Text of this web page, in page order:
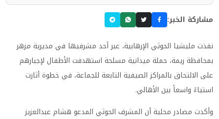
مشاركة الخبر:
نفذت مليشيا الحوثي الإرهابية، عبر أحد مشرفيها في مديرية مزهر
بمحافظة ريمة، حملة ميدانية مسلحة استهدفت الأطفال لإجبارهم
على الالتحاق بالمراكز الصيفية التابعة للجماعة، في خطوة أثارت
استياءً واسعاً بين الأهالي.
وأكدت مصادر محلية أن المشرف الحوثي المدعو هشام عبدالعزيز